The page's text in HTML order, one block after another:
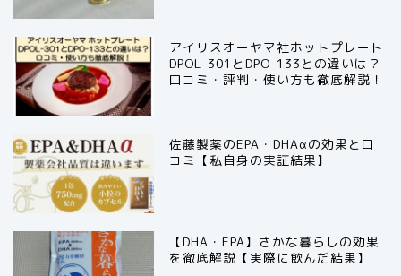
アイリスオーヤマ社ホットプレート
DPOL-301とDPO-133との違いは？
口コミ・評判・使い方も徹底解説！
佐藤製薬のEPA・DHAαの効果と口
コミ【私自身の実証結果】
【DHA・EPA】さかな暮らしの効果
を徹底解説【実際に飲んだ結果】